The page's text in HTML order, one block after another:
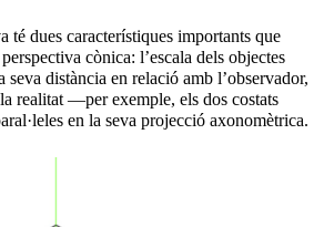
té dues característiques importants que
cònica: l’escala dels objectes
seva distància en relació amb l’observador,
realitat —per exemple, els dos costats
en la seva projecció axonomètrica.